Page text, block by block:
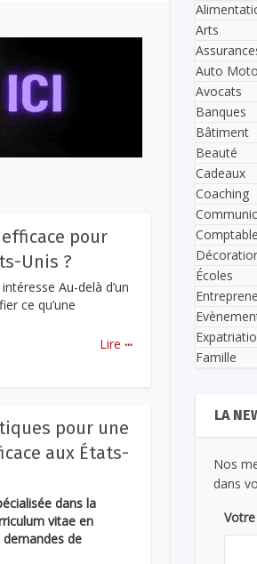
pour
Unis ?
Au-delà d’un
ce qu’une
Lire ...
pour une
aux États-
dans la
vitae en
de
Arts
Auto Moto
Avocats
Banques
Bâtiment
Beauté
Cadeaux
Coaching
Écoles
Famille
LA
Nos
dans